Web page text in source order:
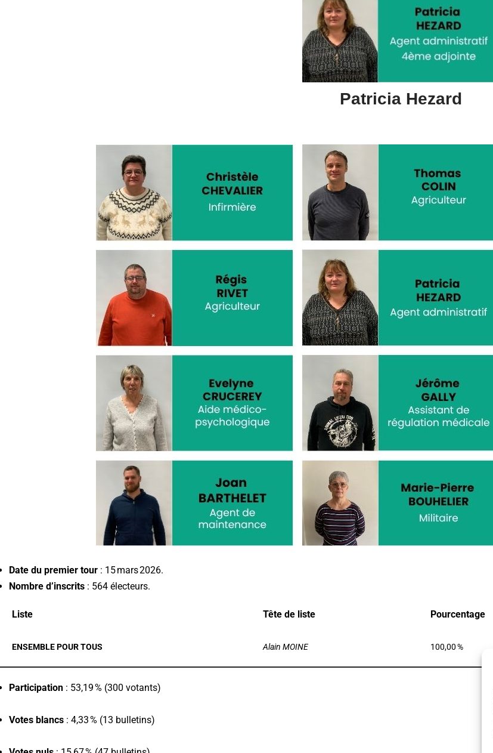
Patricia Hezard
Date du premier tour : 15 mars 2026.
Nombre d’inscrits : 564 électeurs.
Liste Tête de liste Pourcentage
ENSEMBLE POUR TOUS Alain MOINE 100,00 %
Participation : 53,19 % (300 votants)
Votes blancs : 4,33 % (13 bulletins)